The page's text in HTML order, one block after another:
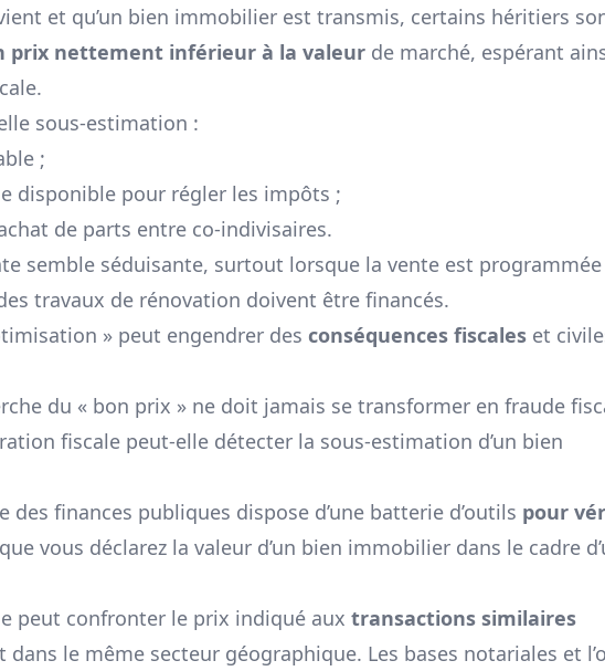
et qu’un bien immobilier est transmis, certains héritiers
prix nettement inférieur à la valeur de marché, espérant
sous-estimation :
;
disponible pour régler les impôts ;
de parts entre co-indivisaires.
semble séduisante, surtout lorsque la vente est programmée
travaux de rénovation doivent être financés.
» peut engendrer des conséquences fiscales et
du « bon prix » ne doit jamais se transformer en fraude
fiscale peut-elle détecter la sous-estimation d’un bien
des finances publiques dispose d’une batterie d’outils pour
vous déclarez la valeur d’un bien immobilier dans le cadre
peut confronter le prix indiqué aux transactions similaires
dans le même secteur géographique. Les bases notariales et